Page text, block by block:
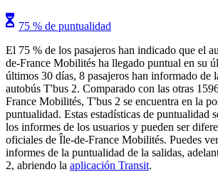
75 % de puntualidad
El 75 % de los pasajeros han indicado que el
de-France Mobilités ha llegado puntual en su
últimos 30 días, 8 pasajeros han informado de
autobús T'bus 2. Comparado con las otras
France Mobilités, T'bus 2 se encuentra en la
puntualidad. Estas estadísticas de puntualidad
los informes de los usuarios y pueden ser
oficiales de Île-de-France Mobilités. Puedes
informes de la puntualidad de la salidas,
2, abriendo la aplicación Transit.